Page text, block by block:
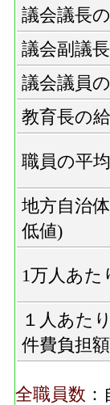
議会議長
議会副議
議会議員
教育長の
職員の平
地方自治
低値)
1万人あた
１人あた
件費負担額
全職員数